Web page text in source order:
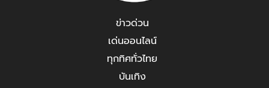
ข่าวด่วน
เด่นออนไลน์
ทุกทิศทั่วไทย
บันเทิง